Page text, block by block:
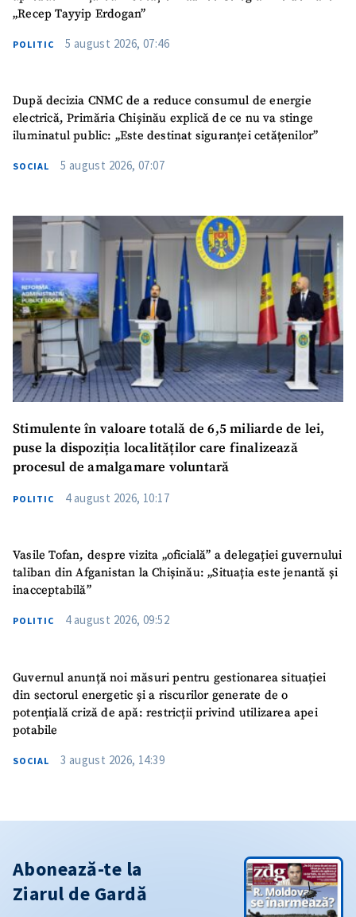
„Recep Tayyip Erdogan”
POLITIC 5 august 2026, 07:46
După decizia CNMC de a reduce consumul de energie
electrică, Primăria Chișinău explică de ce nu va stinge
iluminatul public: „Este destinat siguranței cetățenilor”
SOCIAL 5 august 2026, 07:07
Stimulente în valoare totală de 6,5 miliarde de lei,
puse la dispoziția localităților care finalizează
procesul de amalgamare voluntară
POLITIC 4 august 2026, 10:17
Vasile Tofan, despre vizita „oficială” a delegației guvernului
taliban din Afganistan la Chișinău: „Situația este jenantă și
inacceptabilă”
POLITIC 4 august 2026, 09:52
Guvernul anunță noi măsuri pentru gestionarea situației
din sectorul energetic și a riscurilor generate de o
potențială criză de apă: restricții privind utilizarea apei
potabile
SOCIAL 3 august 2026, 14:39
Abonează-te la
Ziarul de Gardă